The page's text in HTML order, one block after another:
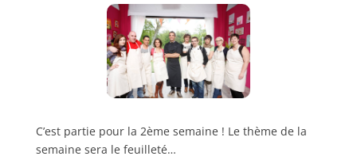
C’est partie pour la 2ème semaine ! Le thème de la
semaine sera le feuilleté…